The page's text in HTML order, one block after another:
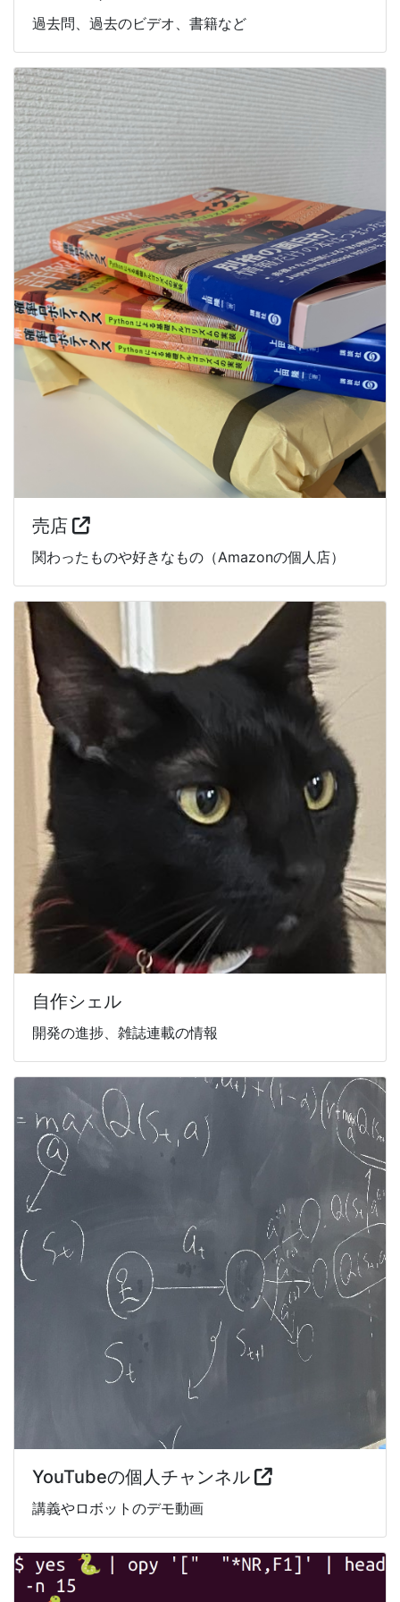
過去問、過去のビデオ、書籍など
売店
関わったものや好きなもの（Amazonの個人店）
自作シェル
開発の進捗、雑誌連載の情報
YouTubeの個人チャンネル
講義やロボットのデモ動画